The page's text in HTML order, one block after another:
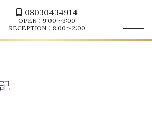
08030434914
OPEN：9:00～3:00
RECEPTION：8:00～2:00